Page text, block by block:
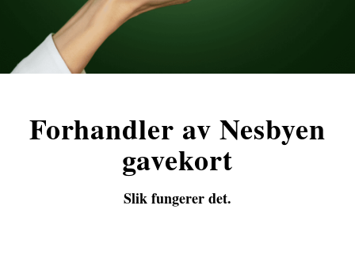
Forhandler av Nesbyen
gavekort
Slik fungerer det.